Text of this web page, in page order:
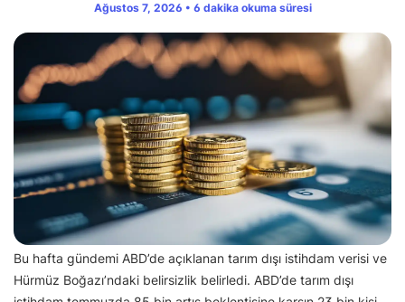
Ağustos 7, 2026 • 6 dakika okuma süresi
Bu hafta gündemi ABD’de açıklanan tarım dışı istihdam verisi ve
Hürmüz Boğazı’ndaki belirsizlik belirledi. ABD’de tarım dışı